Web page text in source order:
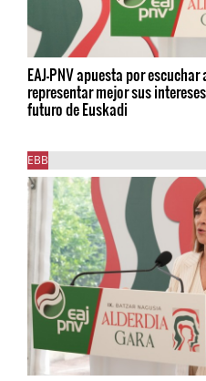
EAJ-PNV apuesta por
representar mejor sus
futuro de Euskadi
EBB